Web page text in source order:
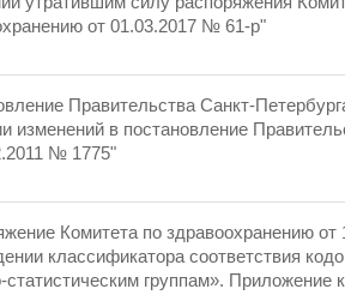
от 01.03.2017 № 61-р"
Правительства Санкт-
изменений в постановление
№ 1775"
Комитета по здравоохранению
классификатора соответствия
статистическим группам». Приложение